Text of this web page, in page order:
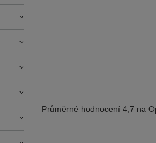
Průměrné hodnocení 4,7 na